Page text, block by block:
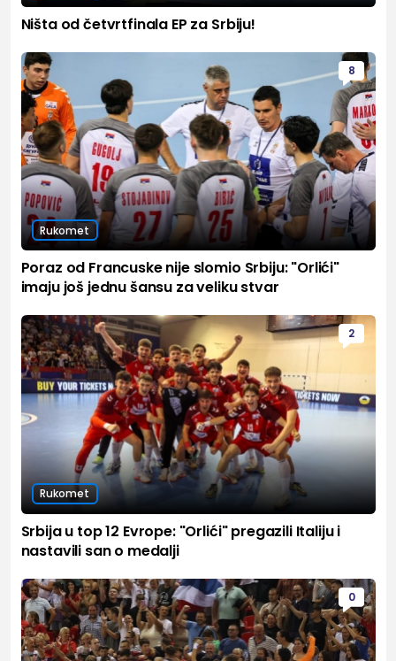
Ništa od četvrtfinala EP za Srbiju!
8
Rukomet
Poraz od Francuske nije slomio Srbiju: "Orlići"
imaju još jednu šansu za veliku stvar
2
Rukomet
Srbija u top 12 Evrope: "Orlići" pregazili Italiju i
nastavili san o medalji
0